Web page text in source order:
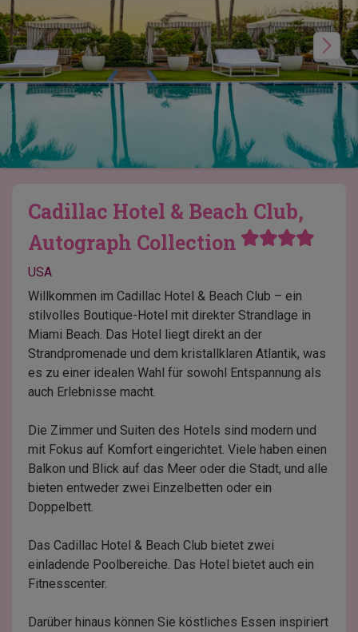
Cadillac Hotel & Beach Club,
Autograph Collection
USA
Willkommen im Cadillac Hotel & Beach Club – ein
stilvolles Boutique-Hotel mit direkter Strandlage in
Miami Beach. Das Hotel liegt direkt an der
Strandpromenade und dem kristallklaren Atlantik, was
es zu einer idealen Wahl für sowohl Entspannung als
auch Erlebnisse macht.
Die Zimmer und Suiten des Hotels sind modern und
mit Fokus auf Komfort eingerichtet. Viele haben einen
Balkon und Blick auf das Meer oder die Stadt, und alle
bieten entweder zwei Einzelbetten oder ein
Doppelbett.
Das Cadillac Hotel & Beach Club bietet zwei
einladende Poolbereiche. Das Hotel bietet auch ein
Fitnesscenter.
Darüber hinaus können Sie köstliches Essen inspiriert